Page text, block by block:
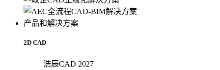
产品和解决方案
2D CAD
浩辰CAD 2027